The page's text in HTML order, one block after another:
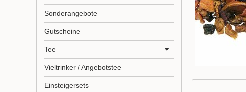
Sonderangebote
Gutscheine
Tee
Vieltrinker / Angebotstee
Einsteigersets